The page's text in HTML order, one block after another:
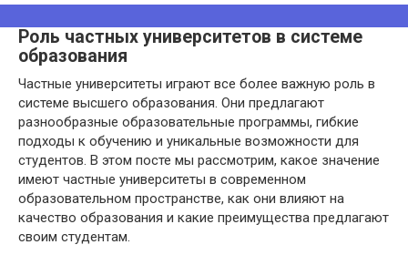
Роль частных университетов в системе
образования
Частные университеты играют все более важную роль в
системе высшего образования. Они предлагают
разнообразные образовательные программы, гибкие
подходы к обучению и уникальные возможности для
студентов. В этом посте мы рассмотрим, какое значение
имеют частные университеты в современном
образовательном пространстве, как они влияют на
качество образования и какие преимущества предлагают
своим студентам.